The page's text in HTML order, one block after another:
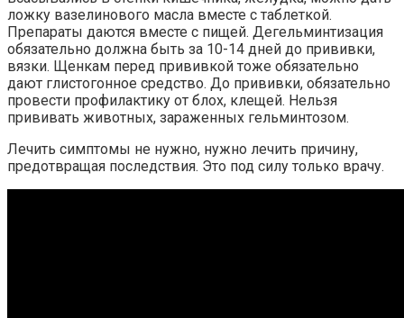
ложку вазелинового масла вместе с таблеткой.
Препараты даются вместе с пищей. Дегельминтизация
обязательно должна быть за 10-14 дней до прививки,
вязки. Щенкам перед прививкой тоже обязательно
дают глистогонное средство. До прививки, обязательно
провести профилактику от блох, клещей. Нельзя
прививать животных, зараженных гельминтозом.
Лечить симптомы не нужно, нужно лечить причину,
предотвращая последствия. Это под силу только врачу.